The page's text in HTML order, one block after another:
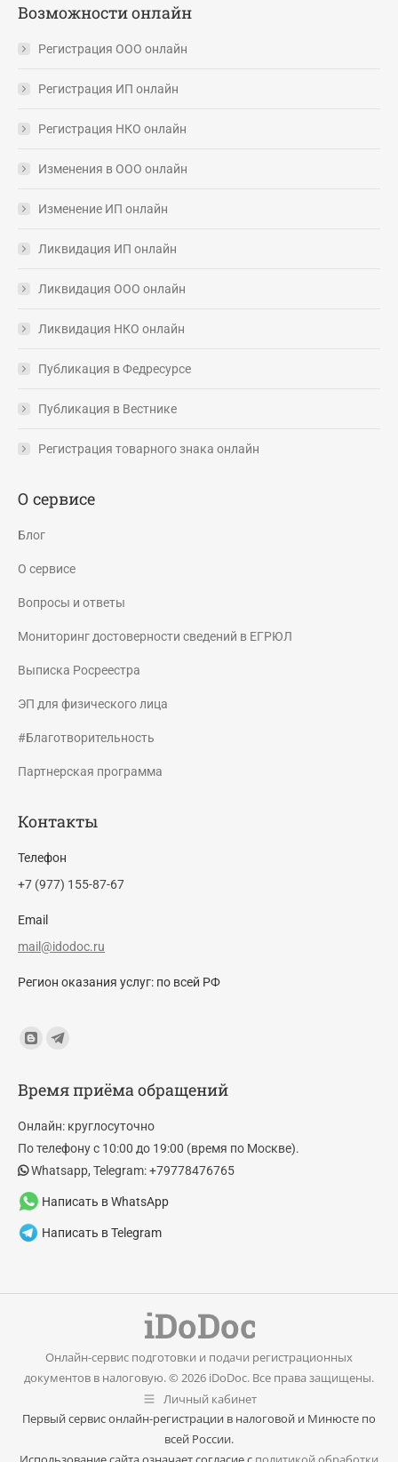
Возможности онлайн
Регистрация ООО онлайн
Регистрация ИП онлайн
Регистрация НКО онлайн
Изменения в ООО онлайн
Изменение ИП онлайн
Ликвидация ИП онлайн
Ликвидация ООО онлайн
Ликвидация НКО онлайн
Публикация в Федресурсе
Публикация в Вестнике
Регистрация товарного знака онлайн
О сервисе
Блог
О сервисе
Вопросы и ответы
Мониторинг достоверности сведений в ЕГРЮЛ
Выписка Росреестра
ЭП для физического лица
#Благотворительность
Партнерская программа
Контакты
Телефон
+7 (977) 155-87-67
Email
mail@idodoc.ru
Регион оказания услуг: по всей РФ
Find us on:
Blogger
opens
window
Telegram
opens
new
window
Время приёма обращений
Онлайн: круглосуточно
По телефону с 10:00 до 19:00 (время по Москве).
Whatsapp, Telegram: +79778476765
Написать в WhatsApp
Написать в Telegram
Онлайн-сервис подготовки и подачи регистрационных
документов в налоговую. © 2026 iDoDoc. Все права защищены.
Личный кабинет
Первый сервис онлайн-регистрации в налоговой и Минюсте по
всей России.